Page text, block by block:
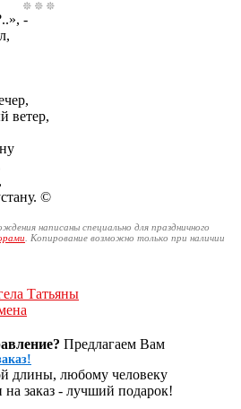
-
ветер,
©
написаны специально для праздничного
. Копирование возможно только при наличии
Татьяны
Предлагаем Вам
длины, любому человеку
заказ - лучший подарок!